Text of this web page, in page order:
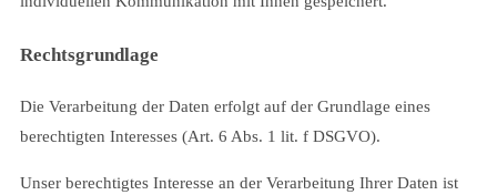
Rechtsgrundlage
Die Verarbeitung der Daten erfolgt auf der Grundlage eines
berechtigten Interesses (Art. 6 Abs. 1 lit. f DSGVO).
Unser berechtigtes Interesse an der Verarbeitung Ihrer Daten ist